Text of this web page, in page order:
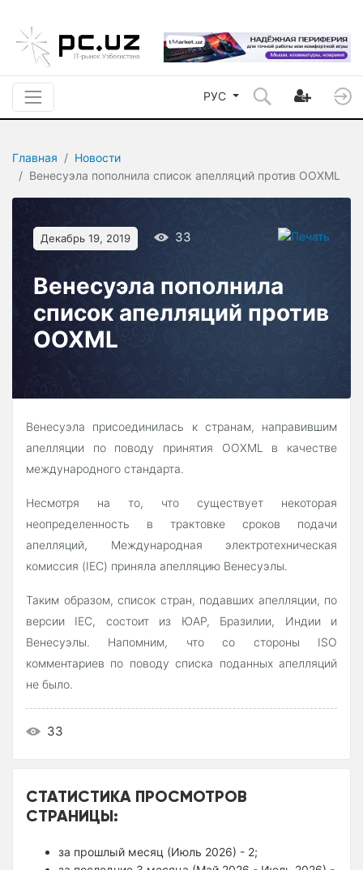
РУС
Главная
Новости
Венесуэла пополнила список апелляций против OOXML
Декабрь 19, 2019 33
Венесуэла пополнила
список апелляций против
OOXML
Венесуэла присоединилась к странам, направившим
апелляции по поводу принятия OOXML в качестве
международного стандарта.
Несмотря на то, что существует некоторая
неопределенность в трактовке сроков подачи
апелляций, Международная электротехническая
комиссия (IEC) приняла апелляцию Венесуэлы.
Таким образом, список стран, подавших апелляции, по
версии IEC, состоит из ЮАР, Бразилии, Индии и
Венесуэлы. Напомним, что со стороны ISO
комментариев по поводу списка поданных апелляций
не было.
33
СТАТИСТИКА ПРОСМОТРОВ
СТРАНИЦЫ:
за прошлый месяц (Июль 2026) - 2;